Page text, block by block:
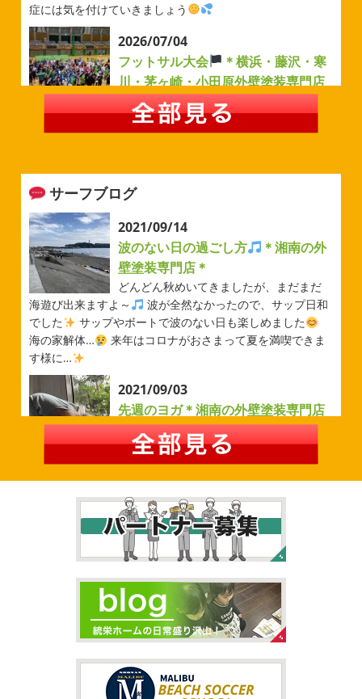
症には気を付けていきましょう
2026/07/04
フットサル大会
＊横浜・藤沢・寒
川・茅ヶ崎・小田原外壁塗装専門店
＊
みなさんこんにちは(#^.^#)
例年より過ごしやすい気温が
続いていますがいかがお過ごしでしょうか？ 先日は毎年恒
運動する機会が少ないのでいい運動になりました
...
2026/05/31
ベルマーレ
川・茅ヶ崎・小田原外壁塗装専門店
＊
みなさんこんにちは(#^.^#)
先日は試合の応援に行ったの
でその時の写真を載せようと思います
今シーズン初の応
援(*^▽^*) 弊社の新しい担当のキクチさんにも会えました
今シーズンもよろしくお願いいたします
自転車
＊横浜・藤沢・寒川・茅
ヶ崎・小田原外壁塗装専門店＊
みなさんこんにちは
ＧＷはいかがお
過ごしですか？ 先日は娘と海沿いにある公園で自転車の練
習に行ってきました
今まではキックボード派だったので
自転車に興味を示さなかったのですが、お友達の影響で欲
しいとお願いされたので ...
2026/02/26
3連休
＊横浜・藤沢・寒川・茅ヶ
崎・小田原外壁塗装専門店＊
こんにちは♡ 今週は3連休明けからのスタ
ートでしたね!! 皆様連休はいかがお過ごしでしたでしょう
か？ 私は息子のサッカー遠征の応援に御殿場のほうまで行
ってきました
暖かくなると思っていたら、強風で思って
いたよりも寒かっ ...
2026/02/12
サーフブログ
2021/09/14
波のない日の過ごし方
＊湘南の外
壁塗装専門店＊
どんどん秋めいてきましたが、まだまだ
海遊び出来ますよ～
波が全然なかったので、サップ日和
でした
サップやボートで波のない日も楽しめました
海の家解体…
来年はコロナがおさまって夏を満喫できま
す様に…
2021/09/03
先週のヨガ＊湘南の外壁塗装専門店
＊
先週のヨガ はい、可愛い～
ダウンド
ッグ
はおちゃんだいぶヨガがお上手に
伸ばしてる後
ろに、はおちゃんが積み上げたヨガブロックが
夏休み中
で先生の息子さんも
先生2人抱っこすごい
子連れ歓迎
ヨガ、運動の秋
...
2021/09/02
＊
夏休みが終わったと思ったら、急に寒く
なりましたね
夏休み最後の週末に海へ
日曜日はちょ
っと寒かったです
海に入っている時からチクチクするな
と思っていたのですが、次の日に 身体中が痒い!! チンクイ
が大量発生している ...